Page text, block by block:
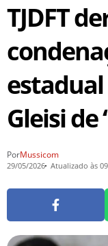
TJDFT
Gleisi de
PorMussicom
29/05/2026 Atualizado às